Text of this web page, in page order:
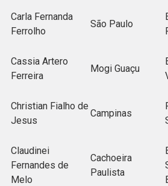
Carla Fernanda
Ferrolho
São Paulo
Cassia Artero
Ferreira
Mogi Guaçu
Christian Fialho de
Jesus
Campinas
Claudinei
Fernandes de
Melo
Cachoeira
Paulista